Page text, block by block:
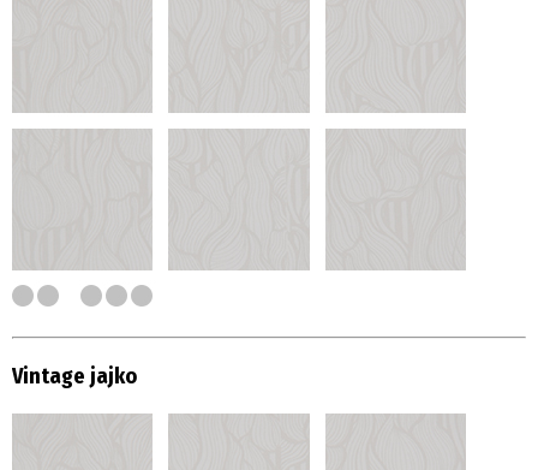
Vintage jajko